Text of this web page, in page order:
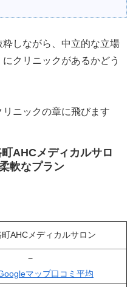
しながら、中立的な立場
クリニックがあるかどう
ニックの章に飛びます
AHCメディカルサロ
軟なプラン
AHCメディカルサロン
−
マップ口コミ平均